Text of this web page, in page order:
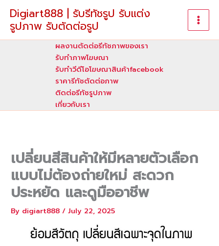
content
Digiart888 | รับรีทัชรูป รับแต่ง
รูปภาพ รับตัดต่อรูป
ผลงานตัดต่อรีทัชภาพของเรา
รับทําภาพโฆษณา
รับทำวีดีโอโฆษณาสินค้าfacebook
ราคารีทัชตัดต่อภาพ
ติดต่อรีทัชรูปภาพ
เกี่ยวกับเรา
เปลี่ยนสีสินค้าให้มีหลายตัวเลือก
แบบไม่ต้องถ่ายใหม่ สะดวก
ประหยัด และดูมืออาชีพ
By digiart888/July 22, 2025